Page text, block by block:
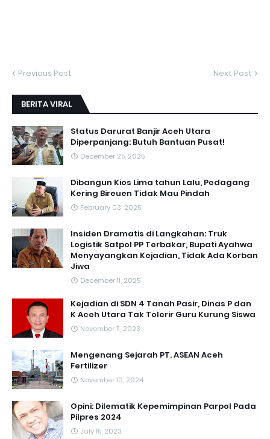
Previous Post Next Post
BERITA VIRAL
Status Darurat Banjir Aceh Utara
Diperpanjang: Butuh Bantuan Pusat!
December 25, 2025
Dibangun Kios Lima tahun Lalu, Pedagang
Kering Bireuen Tidak Mau Pindah
February 03, 2025
Insiden Dramatis di Langkahan: Truk
Logistik Satpol PP Terbakar, Bupati Ayahwa
Menyayangkan Kejadian, Tidak Ada Korban
Jiwa
December 11, 2025
Kejadian di SDN 4 Tanah Pasir, Dinas P dan
K Aceh Utara Tak Tolerir Guru Kurung Siswa
November 11, 2023
Mengenang Sejarah PT. ASEAN Aceh
Fertilizer
November 10, 2024
Opini: Dilematik Kepemimpinan Parpol Pada
Pilpres 2024
July 15, 2023